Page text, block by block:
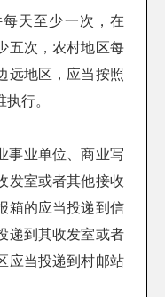
天至少一次，在
五次，农村地区每
远地区，应当按照
行。
事业单位、商业写
发室或者其他接收
箱的应当投递到信
递到其收发室或者
应当投递到村邮站